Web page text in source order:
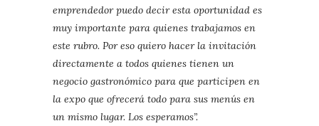
emprendedor puedo decir esta oportunidad es
muy importante para quienes trabajamos en
este rubro. Por eso quiero hacer la invitación
directamente a todos quienes tienen un
negocio gastronómico para que participen en
la expo que ofrecerá todo para sus menús en
un mismo lugar. Los esperamos”.